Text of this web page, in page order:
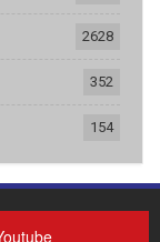
2628
352
154